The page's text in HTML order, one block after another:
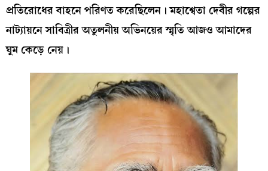
প্রতিরোধের বাহনে পরিণত করেছিলেন। মহাশ্বেতা দেবীর গল্পের
নাট্যায়নে সাবিত্রীর অতুলনীয় অভিনয়ের স্মৃতি আজও আমাদের
ঘুম কেড়ে নেয়।